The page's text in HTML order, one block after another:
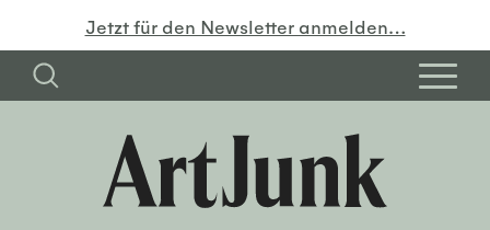
Jetzt für den Newsletter anmelden…